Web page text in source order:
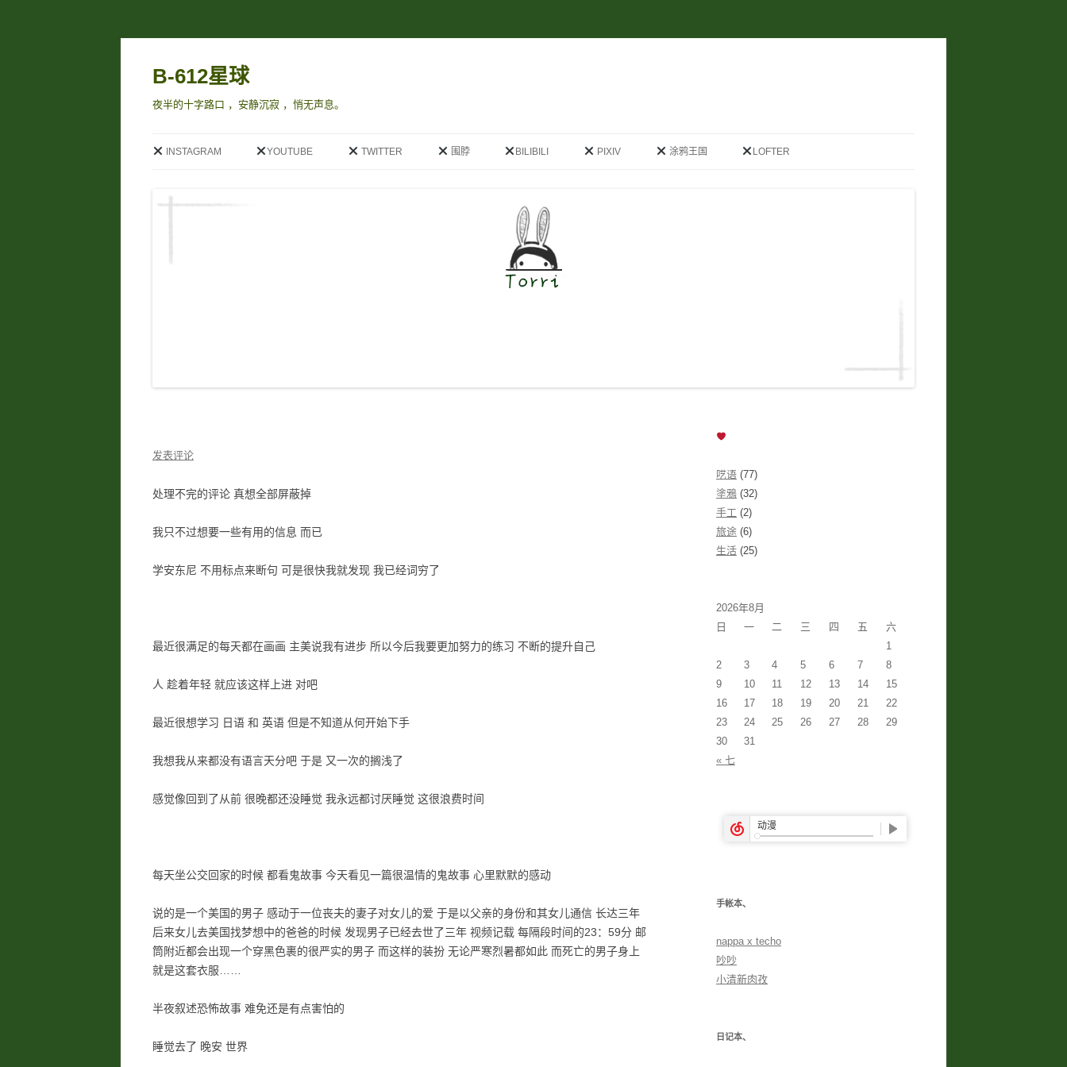
B-612星球
夜半的十字路口 ，安静沉寂 ，悄无声息。
至
INSTAGRAM YOUTUBE TWITTER 围脖 BILIBILI PIXIV 涂鸦王国 LOFTER
发表评论
处理不完的评论 真想全部屏蔽掉
我只不过想要一些有用的信息 而已
学安东尼 不用标点来断句 可是很快我就发现 我已经词穷了
最近很满足的每天都在画画 主美说我有进步 所以今后我要更加努力的练习 不断的提升自己
人 趁着年轻 就应该这样上进 对吧
最近很想学习 日语 和 英语 但是不知道从何开始下手
我想我从来都没有语言天分吧 于是 又一次的搁浅了
感觉像回到了从前 很晚都还没睡觉 我永远都讨厌睡觉 这很浪费时间
每天坐公交回家的时候 都看鬼故事 今天看见一篇很温情的鬼故事 心里默默的感动
说的是一个美国的男子 感动于一位丧夫的妻子对女儿的爱 于是以父亲的身份和其女儿通信 长达三年
后来女儿去美国找梦想中的爸爸的时候 发现男子已经去世了三年 视频记载 每隔段时间的23：59分 邮
筒附近都会出现一个穿黑色裹的很严实的男子 而这样的装扮 无论严寒烈暑都如此 而死亡的男子身上
就是这套衣服……
半夜叙述恐怖故事 难免还是有点害怕的
睡觉去了 晚安 世界
呓语 (77)
塗鴉 (32)
手工 (2)
旅途 (6)
生活 (25)
2026年8月
日
一 二 三 四 五 六
« 七
1
2
3 4 5 6 7
8
9
10 11 12 13 14
15
16
17 18 19 20 21
22
23
24 25 26 27 28
29
30
31
手帐本、
nappa x techo
吵吵
小清新肉孜
日记本、